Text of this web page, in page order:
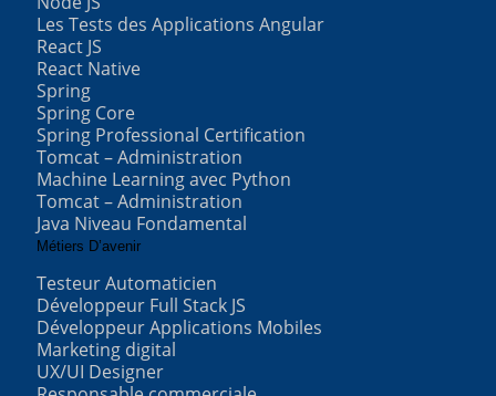
Les Tests des Applications Angular
React JS
React Native
Spring
Spring Core
Spring Professional Certification
Tomcat – Administration
Machine Learning avec Python
Tomcat – Administration
Java Niveau Fondamental
Métiers D’avenir
Testeur Automaticien
Développeur Full Stack JS
Développeur Applications Mobiles
Marketing digital
UX/UI Designer